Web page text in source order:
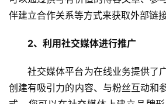
开
发
营
销
伴建立合作关系等方式来获取外部链接
2、利用社交媒体进行推广
社交媒体平台为在线业务提供了
创建有吸引力的内容、与粉丝互动和